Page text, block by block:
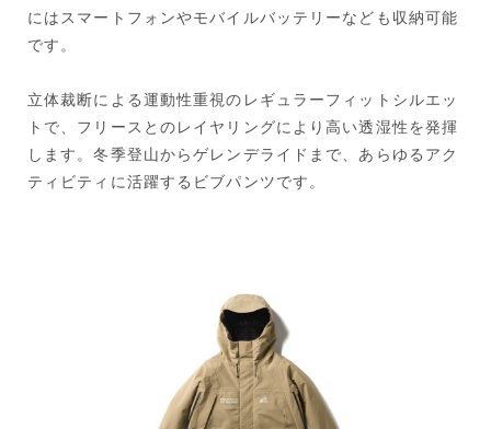
にはスマートフォンやモバイルバッテリーなども収納可能
です。
立体裁断による運動性重視のレギュラーフィットシルエッ
トで、フリースとのレイヤリングにより高い透湿性を発揮
します。冬季登山からゲレンデライドまで、あらゆるアク
ティビティに活躍するビブパンツです。